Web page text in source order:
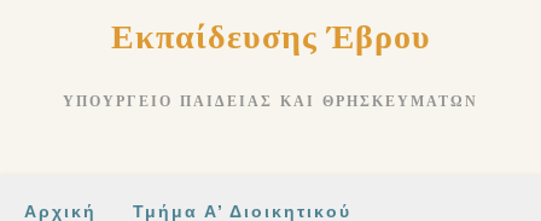
Εκπαίδευσης Έβρου
ΥΠΟΥΡΓΕΊΟ ΠΑΙΔΕΊΑΣ ΚΑΙ ΘΡΗΣΚΕΥΜΆΤΩΝ
Αρχική Τμήμα Α’ Διοικητικού